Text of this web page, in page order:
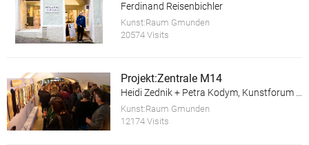
Ferdinand Reisenbichler
Kunst:Raum Gmunden
20574 Visits
Projekt:Zentrale M14
Heidi Zednik + Petra Kodym, Kunstforum Salzkammergut
Kunst:Raum Gmunden
12174 Visits